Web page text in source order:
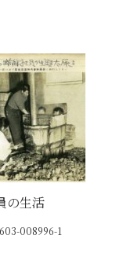
の生活
008996-1